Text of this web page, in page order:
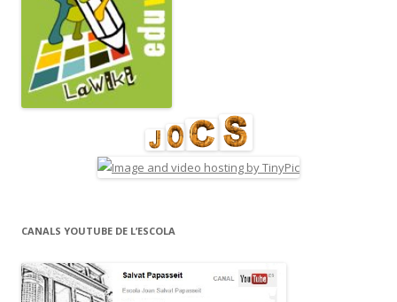
CANALS YOUTUBE DE L’ESCOLA